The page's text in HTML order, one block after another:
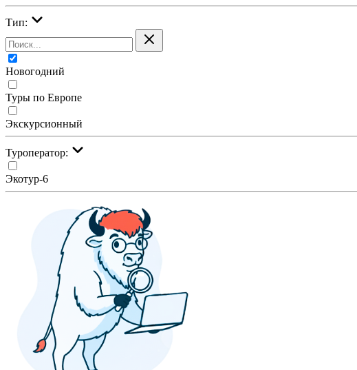
Тип:
Новогодний
Туры по Европе
Экскурсионный
Туроператор:
Экотур-6